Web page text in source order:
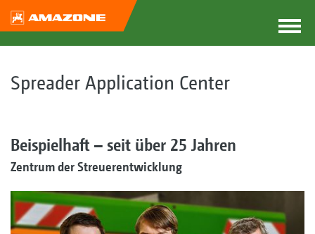
Spreader Application Center
Beispielhaft – seit über 25 Jahren
Zentrum der Streuerentwicklung